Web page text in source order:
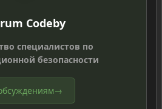
Codeby
специалистов по
безопасности
→